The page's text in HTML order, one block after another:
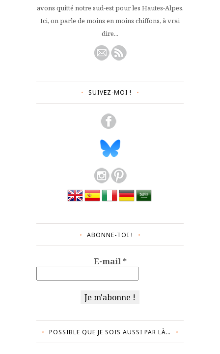
avons quitté notre sud-est pour les Hautes-Alpes.
Ici, on parle de moins en moins chiffons, à vrai
dire...
SUIVEZ-MOI !
ABONNE-TOI !
E-mail*
POSSIBLE QUE JE SOIS AUSSI PAR LÀ…